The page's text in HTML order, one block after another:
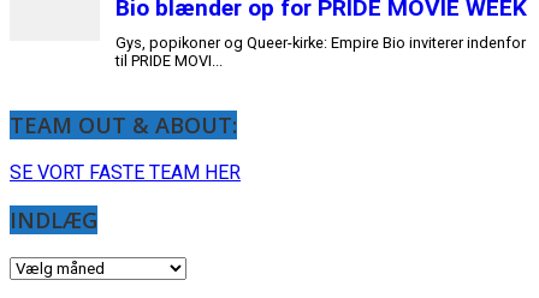
TEAM OUT & ABOUT:
SE VORT FASTE TEAM HER
INDLÆG
INDLÆG